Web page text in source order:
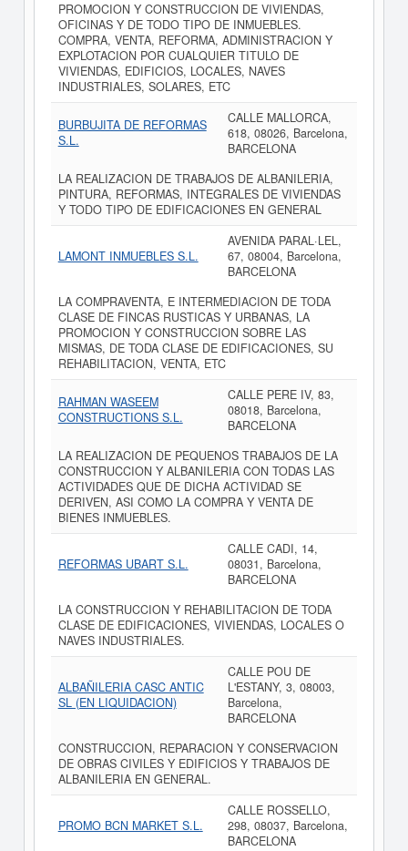
PROMOCION Y CONSTRUCCION DE VIVIENDAS,
OFICINAS Y DE TODO TIPO DE INMUEBLES.
COMPRA, VENTA, REFORMA, ADMINISTRACION Y
EXPLOTACION POR CUALQUIER TITULO DE
VIVIENDAS, EDIFICIOS, LOCALES, NAVES
INDUSTRIALES, SOLARES, ETC
BURBUJITA DE REFORMAS
S.L.
CALLE MALLORCA,
618, 08026, Barcelona,
BARCELONA
LA REALIZACION DE TRABAJOS DE ALBANILERIA,
PINTURA, REFORMAS, INTEGRALES DE VIVIENDAS
Y TODO TIPO DE EDIFICACIONES EN GENERAL
LAMONT INMUEBLES S.L.
AVENIDA PARAL·LEL,
67, 08004, Barcelona,
BARCELONA
LA COMPRAVENTA, E INTERMEDIACION DE TODA
CLASE DE FINCAS RUSTICAS Y URBANAS, LA
PROMOCION Y CONSTRUCCION SOBRE LAS
MISMAS, DE TODA CLASE DE EDIFICACIONES, SU
REHABILITACION, VENTA, ETC
RAHMAN WASEEM
CONSTRUCTIONS S.L.
CALLE PERE IV, 83,
08018, Barcelona,
BARCELONA
LA REALIZACION DE PEQUENOS TRABAJOS DE LA
CONSTRUCCION Y ALBANILERIA CON TODAS LAS
ACTIVIDADES QUE DE DICHA ACTIVIDAD SE
DERIVEN, ASI COMO LA COMPRA Y VENTA DE
BIENES INMUEBLES.
REFORMAS UBART S.L.
CALLE CADI, 14,
08031, Barcelona,
BARCELONA
LA CONSTRUCCION Y REHABILITACION DE TODA
CLASE DE EDIFICACIONES, VIVIENDAS, LOCALES O
NAVES INDUSTRIALES.
ALBAÑILERIA CASC ANTIC
SL (EN LIQUIDACION)
CALLE POU DE
L'ESTANY, 3, 08003,
Barcelona,
BARCELONA
CONSTRUCCION, REPARACION Y CONSERVACION
DE OBRAS CIVILES Y EDIFICIOS Y TRABAJOS DE
ALBANILERIA EN GENERAL.
PROMO BCN MARKET S.L.
CALLE ROSSELLO,
298, 08037, Barcelona,
BARCELONA